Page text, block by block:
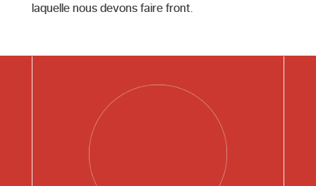
laquelle nous devons faire front.